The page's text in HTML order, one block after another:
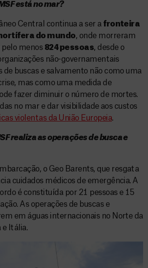
está no mar?
Central continua a ser a fronteira
do mundo, onde morreram
pelo menos 824 pessoas, desde o
não-governamentais
de buscas e salvamento não como uma
mas como uma medida de
fazer diminuir o número de mortes.
no mar e dar visibilidade aos custos
violentas da União Europeia.
realiza as operações de busca e
o Geo Barents, que resgata
cuidados médicos de emergência. A
é constituída por 21 pessoas e 15
As operações de buscas e
em águas internacionais no Norte da
e Itália.